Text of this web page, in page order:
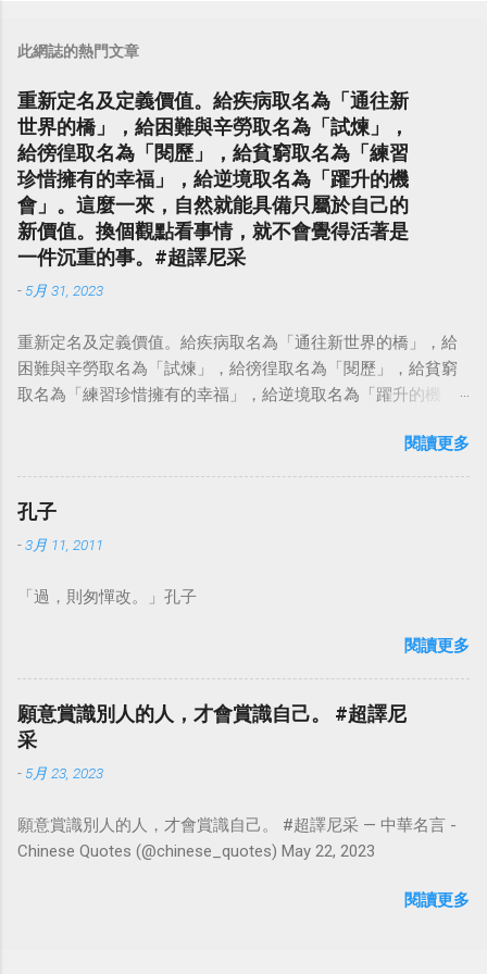
此網誌的熱門文章
重新定名及定義價值。給疾病取名為「通往新
世界的橋」，給困難與辛勞取名為「試煉」，
給徬徨取名為「閱歷」，給貧窮取名為「練習
珍惜擁有的幸福」，給逆境取名為「躍升的機
會」。這麼一來，自然就能具備只屬於自己的
新價值。換個觀點看事情，就不會覺得活著是
一件沉重的事。#超譯尼采
- 5月 31, 2023
重新定名及定義價值。給疾病取名為「通往新世界的橋」，給
困難與辛勞取名為「試煉」，給徬徨取名為「閱歷」，給貧窮
取名為「練習珍惜擁有的幸福」，給逆境取名為「躍升的機
點看事情，就不會覺得活著是一件沉重的事。#超譯尼采 — 中
華名言 - Chinese Quotes (@chinese_quotes) May 23, 2023
閱讀更多
孔子
-3月 11, 2011
「過，則匆憚改。」孔子
閱讀更多
願意賞識別人的人，才會賞識自己。 #超譯尼
采
- 5月 23, 2023
願意賞識別人的人，才會賞識自己。 #超譯尼采 — 中華名言 -
Chinese Quotes (@chinese_quotes) May 22, 2023
閱讀更多